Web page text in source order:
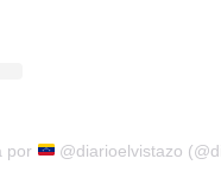
por @diarioelvistazo